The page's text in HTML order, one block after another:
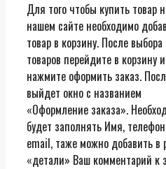
Для того чтобы купить товар
нашем сайте необходимо
товар в корзину. После выбора
товаров перейдите в корзину и
нажмите оформить заказ.
выйдет окно с названием
«Оформление заказа».
будет заполнять Имя,
email, таже можно добавить в
«детали» Ваш комментарий к